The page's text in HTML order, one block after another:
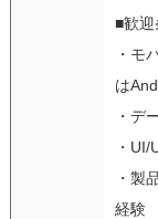
■歓迎
・モ
は
・デ
・
・製
経験